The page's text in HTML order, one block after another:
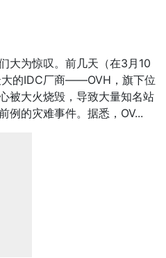
大为惊叹。前几天（在3月10
大的IDC厂商——OVH，旗下位
被大火烧毁，导致大量知名站
例的灾难事件。据悉，OV...